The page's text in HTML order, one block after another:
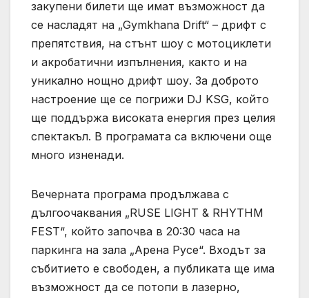
закупени билети ще имат възможност да
се насладят на „Gymkhana Drift“ – дрифт с
препятствия, на стънт шоу с мотоциклети
и акробатични изпълнения, както и на
уникално нощно дрифт шоу. За доброто
настроение ще се погрижи DJ KSG, който
ще поддържа високата енергия през целия
спектакъл. В програмата са включени още
много изненади.
Вечерната програма продължава с
дългоочаквания „RUSE LIGHT & RHYTHM
FEST“, който започва в 20:30 часа на
паркинга на зала „Арена Русе“. Входът за
събитието е свободен, а публиката ще има
възможност да се потопи в лазерно,